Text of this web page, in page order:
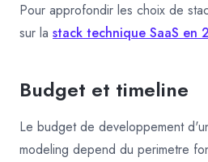
Pour approfondir les choix de
sur la stack technique SaaS en
Budget et timeline
Le budget de developpement
modeling depend du perimetre